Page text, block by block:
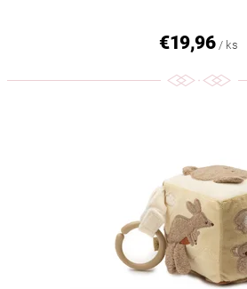
€19,96 / ks